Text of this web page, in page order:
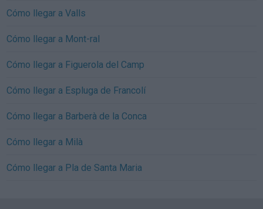
Cómo llegar a Valls
Cómo llegar a Mont-ral
Cómo llegar a Figuerola del Camp
Cómo llegar a Espluga de Francolí
Cómo llegar a Barberà de la Conca
Cómo llegar a Milà
Cómo llegar a Pla de Santa Maria